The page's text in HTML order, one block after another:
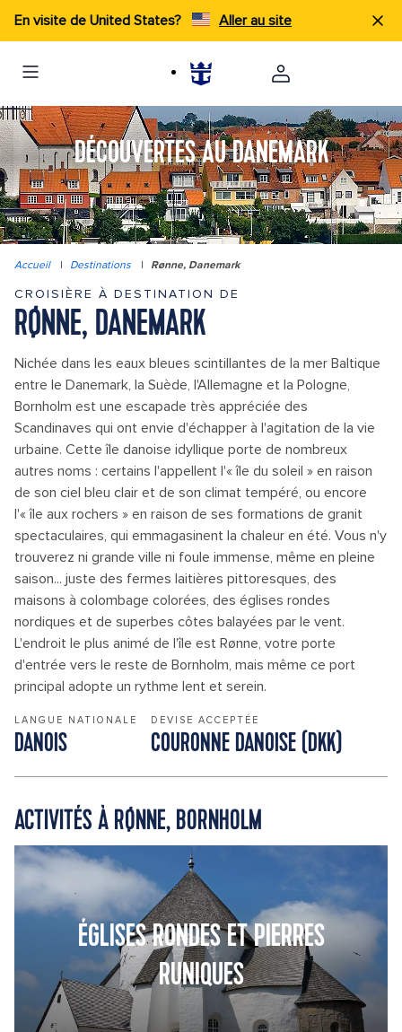
En visite de United States? Aller au site
DÉCOUVERTES AU DANEMARK
Accueil | Destinations | Rønne, Danemark
CROISIÈRE À DESTINATION DE
RØNNE, DANEMARK
Nichée dans les eaux bleues scintillantes de la mer Baltique
entre le Danemark, la Suède, l'Allemagne et la Pologne,
Bornholm est une escapade très appréciée des
Scandinaves qui ont envie d'échapper à l'agitation de la vie
urbaine. Cette île danoise idyllique porte de nombreux
autres noms : certains l'appellent l'« île du soleil » en raison
de son ciel bleu clair et de son climat tempéré, ou encore
l'« île aux rochers » en raison de ses formations de granit
spectaculaires, qui emmagasinent la chaleur en été. Vous n'y
trouverez ni grande ville ni foule immense, même en pleine
saison... juste des fermes laitières pittoresques, des
maisons à colombage colorées, des églises rondes
nordiques et de superbes côtes balayées par le vent.
L'endroit le plus animé de l'île est Rønne, votre porte
d'entrée vers le reste de Bornholm, mais même ce port
principal adopte un rythme lent et serein.
LANGUE NATIONALE
DANOIS
DEVISE ACCEPTÉE
COURONNE DANOISE (DKK)
ACTIVITÉS À RØNNE, BORNHOLM
ÉGLISES RONDES ET PIERRES
RUNIQUES